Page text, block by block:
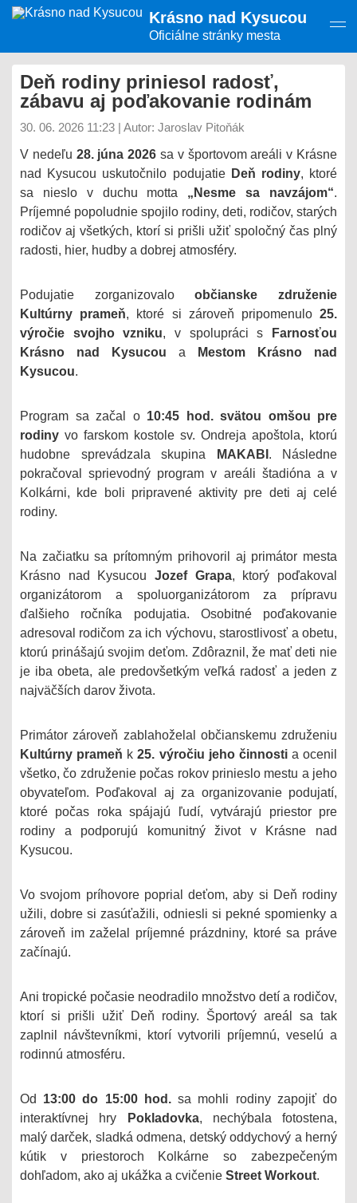
Presunúť
na
Krásno nad Kysucou
Oficiálne stránky mesta
Deň rodiny priniesol radosť,
zábavu aj poďakovanie rodinám
30. 06. 2026 11:23 | Autor: Jaroslav Pitoňák
V nedeľu 28. júna 2026 sa v športovom areáli v Krásne
nad Kysucou uskutočnilo podujatie Deň rodiny, ktoré
sa nieslo v duchu motta „Nesme sa navzájom“.
Príjemné popoludnie spojilo rodiny, deti, rodičov, starých
rodičov aj všetkých, ktorí si prišli užiť spoločný čas plný
radosti, hier, hudby a dobrej atmosféry.
Podujatie zorganizovaloobčianske združenie
Kultúrny prameň, ktoré si zároveň pripomenulo25.
výročie svojho vzniku, v spolupráci s
Farnosťou
Krásno nad Kysucou a
Mestom Krásno nad
Kysucou.
Program sa začal o 10:45 hod. svätou omšou pre
rodiny vo farskom kostole sv. Ondreja apoštola, ktorú
hudobne sprevádzala skupina
MAKABI . Následne
pokračoval sprievodný program v areáli štadióna a v
Kolkárni, kde boli pripravené aktivity pre deti aj celé
rodiny.
Na začiatku sa prítomným prihovoril aj primátor mesta
Krásno nad Kysucou Jozef Grapa, ktorý poďakoval
organizátorom a spoluorganizátorom za prípravu
ďalšieho ročníka podujatia. Osobitné poďakovanie
adresoval rodičom za ich výchovu, starostlivosť a obetu,
ktorú prinášajú svojim deťom. Zdôraznil, že mať deti nie
je iba obeta, ale predovšetkým veľká radosť a jeden z
najväčších darov života.
Primátor zároveň zablahoželal občianskemu združeniu
Kultúrny prameň k25. výročiu jeho činnostia ocenil
všetko, čo združenie počas rokov prinieslo mestu a jeho
obyvateľom. Poďakoval aj za organizovanie podujatí,
ktoré počas roka spájajú ľudí, vytvárajú priestor pre
rodiny a podporujú komunitný život v Krásne nad
Kysucou.
Vo svojom príhovore poprial deťom, aby si Deň rodiny
užili, dobre si zasúťažili, odniesli si pekné spomienky a
zároveň im zaželal príjemné prázdniny, ktoré sa práve
začínajú.
Ani tropické počasie neodradilo množstvo detí a rodičov,
ktorí si prišli užiť Deň rodiny. Športový areál sa tak
zaplnil návštevníkmi, ktorí vytvorili príjemnú, veselú a
rodinnú atmosféru.
Od 13:00 do 15:00 hod.sa mohli rodiny zapojiť do
interaktívnej hry
Pokladovka, nechýbala fotostena,
malý darček, sladká odmena, detský oddychový a herný
kútik v priestoroch Kolkárne so zabezpečeným
dohľadom, ako aj ukážka a cvičenie Street Workout.